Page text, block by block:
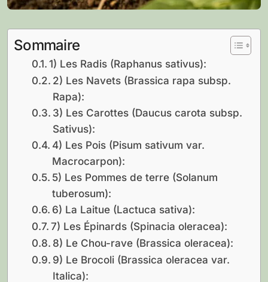
Sommaire
1) Les Radis (Raphanus sativus):
2) Les Navets (Brassica rapa subsp.
Rapa):
3) Les Carottes (Daucus carota subsp.
Sativus):
4) Les Pois (Pisum sativum var.
Macrocarpon):
5) Les Pommes de terre (Solanum
tuberosum):
6) La Laitue (Lactuca sativa):
7) Les Épinards (Spinacia oleracea):
8) Le Chou-rave (Brassica oleracea):
9) Le Brocoli (Brassica oleracea var.
Italica):